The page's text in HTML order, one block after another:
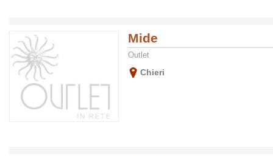
Mide
Outlet
Chieri